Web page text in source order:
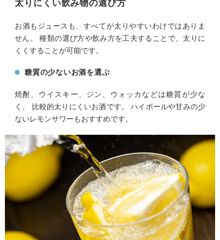
太りにくい飲み物の選び方
お酒もジュースも、すべてが太りやすいわけではありま
せん。 種類の選び方や飲み方を工夫することで、太りに
くくすることが可能です。
糖質の少ないお酒を選ぶ
焼酎、ウイスキー、ジン、ウォッカなどは糖質が少な
く、 比較的太りにくいお酒です。 ハイボールや甘みの少
ないレモンサワーもおすすめです。